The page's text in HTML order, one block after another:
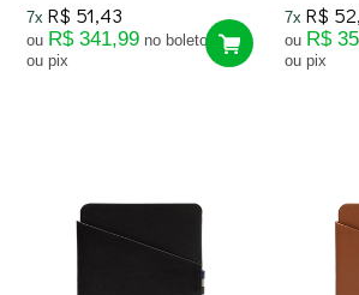
7x R$ 51,43
ou R$ 341,99 no boleto
ou pix
7x R$
ou R$
ou pix